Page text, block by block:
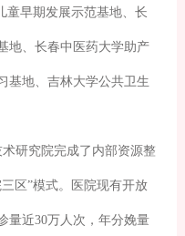
童早期发展示范基地、长
地、长春中医药大学助产
基地、吉林大学公共卫生
研究院完成了内部资源整
区”模式。医院现有开放
量近30万人次，年分娩量